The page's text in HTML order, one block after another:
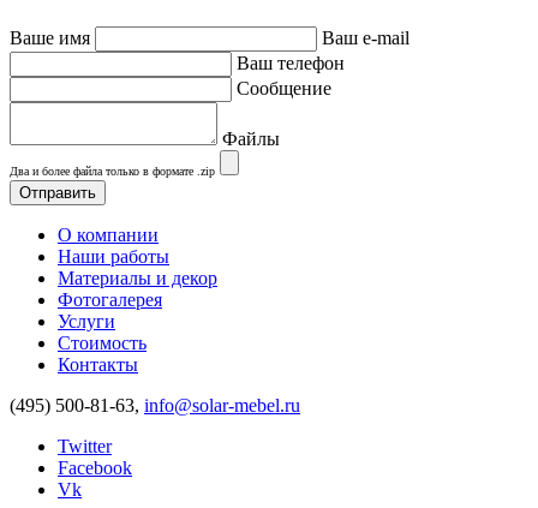
Ваше имя
Ваш e-mail
Ваш телефон
Сообщение
Файлы
Два и более файла только в формате .zip
О компании
Наши работы
Материалы и декор
Фотогалерея
Услуги
Стоимость
Контакты
(495) 500-81-63, info@solar-mebel.ru
Twitter
Facebook
Vk